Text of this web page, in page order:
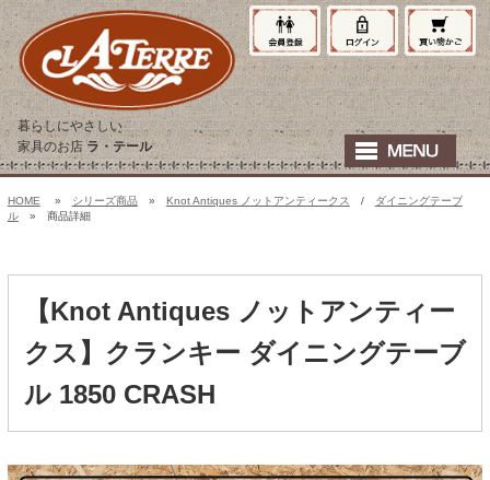
暮らしにやさしい
家具のお店ラ・テール
HOME » シリーズ商品» Knot Antiques ノットアンティークス /
ダイニングテーブ
ル» 商品詳細
【Knot Antiques ノットアンティー
クス】クランキー ダイニングテーブ
ル 1850 CRASH